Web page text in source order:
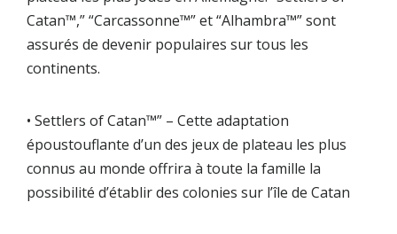
Catan™,” “Carcassonne™” et “Alhambra™” sont
assurés de devenir populaires sur tous les
continents.
• Settlers of Catan™” – Cette adaptation
époustouflante d’un des jeux de plateau les plus
connus au monde offrira à toute la famille la
possibilité d’établir des colonies sur l’île de Catan